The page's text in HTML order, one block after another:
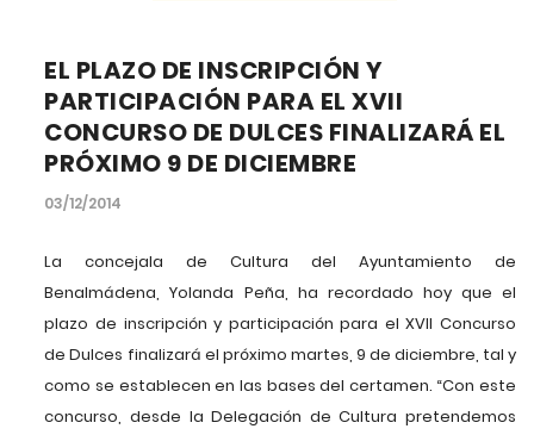
EL PLAZO DE INSCRIPCIÓN Y
PARTICIPACIÓN PARA EL XVII
CONCURSO DE DULCES FINALIZARÁ EL
PRÓXIMO 9 DE DICIEMBRE
03/12/2014
La concejala de Cultura del Ayuntamiento de
Benalmádena, Yolanda Peña, ha recordado hoy que el
plazo de inscripción y participación para el XVII Concurso
de Dulces finalizará el próximo martes, 9 de diciembre, tal y
como se establecen en las bases del certamen. “Con este
concurso, desde la Delegación de Cultura pretendemos